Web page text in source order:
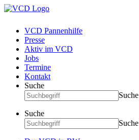
VCD Pannenhilfe
Presse
Aktiv im VCD
Jobs
Termine
Kontakt
Suche
Suche
Suche
Suche